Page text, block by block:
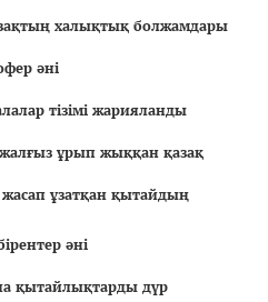
халықтық болжамдары
әні
тізімі жарияланды
ұрып жыққан қазақ
ұзатқан қытайдың
әні
қытайлықтарды дүр